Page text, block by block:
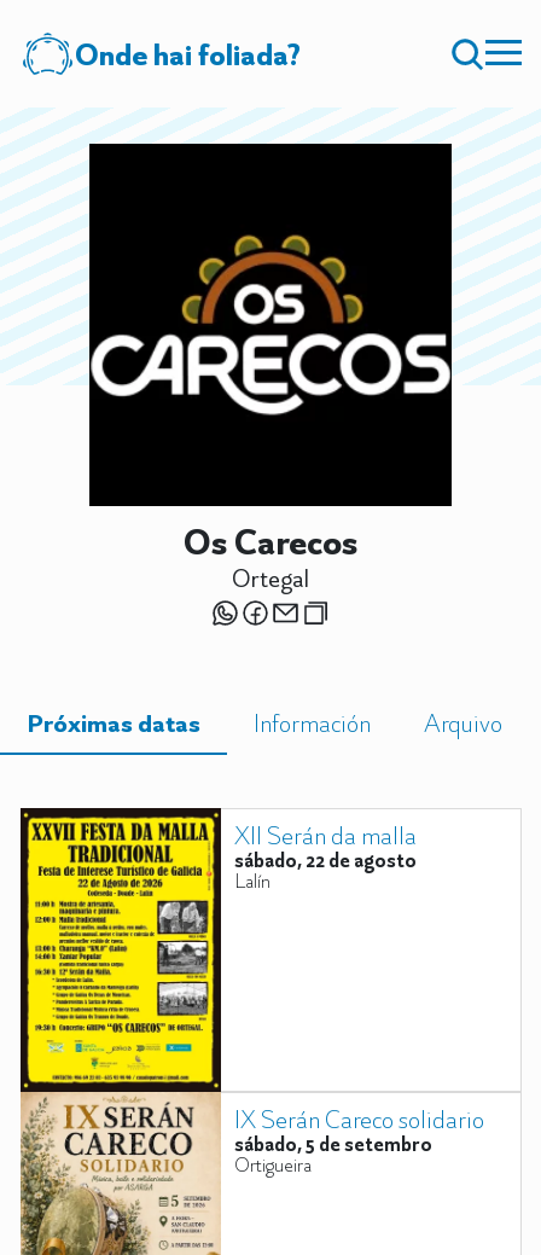
Onde hai foliada?
Os Carecos
Ortegal
Próximas datas Información Arquivo
XII Serán da malla
sábado, 22 de agosto
Lalín
IX Serán Careco solidario
sábado, 5 de setembro
Ortigueira